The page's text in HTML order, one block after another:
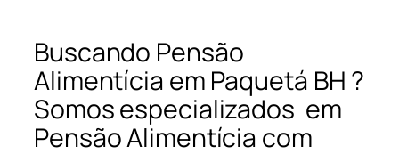
Buscando Pensão
Alimentícia em Paquetá BH ?
Somos especializados em
Pensão Alimentícia com